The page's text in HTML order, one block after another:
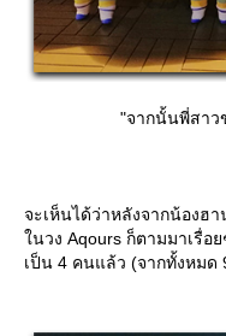
"จากนั้นพี่สาว
จะเห็นได้ว่าหลังจากน้องฮ
นวง Aqours ก็ตามมาเรื่อ
เป็น 4 คนแล้ว (จากทั้งหมด